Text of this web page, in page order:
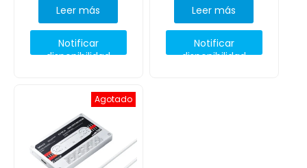
Leer más
Notificar
disponibilidad
Leer más
Notificar
disponibilidad
Agotado